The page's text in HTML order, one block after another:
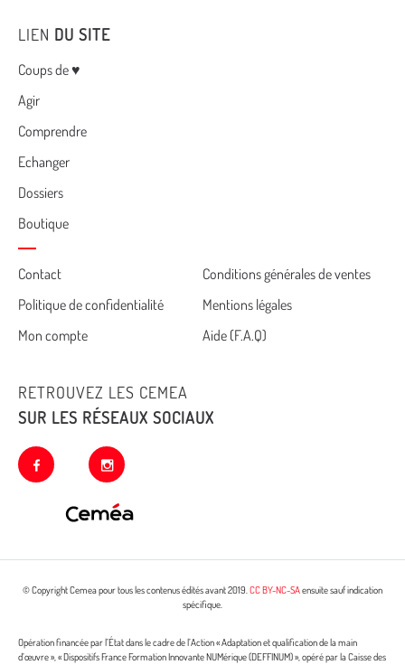
LIEN DU SITE
Menu
Coups de ♥
Agir
Comprendre
Echanger
Dossiers
Boutique
Cemea
footer
Contact
Conditions générales de ventes
Politique de confidentialité
Mentions légales
Mon compte
Aide (F.A.Q)
RETROUVEZ LES CEMEA
SUR LES RÉSEAUX SOCIAUX
facebook instagram
© Copyright Cemea pour tous les contenus édités avant 2019.CC BY-NC-SAensuite sauf indication
spécifique.
Opération financée par l’État dans le cadre de l’Action « Adaptation et qualification de la main
d’œuvre », « Dispositifs France Formation Innovante NUMérique (DEFFINUM) », opéré par la Caisse des